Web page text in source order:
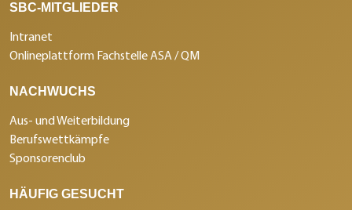
SBC-MITGLIEDER
Intranet
Onlineplattform Fachstelle ASA / QM
NACHWUCHS
Aus- und Weiterbildung
Berufswettkämpfe
Sponsorenclub
HÄUFIG GESUCHT